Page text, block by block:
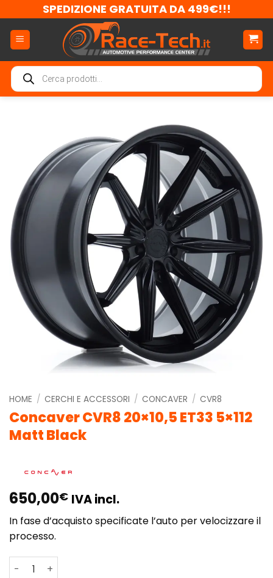
ai
contenuti
SPEDIZIONE GRATUITA DA 499€!!!
Ricerca
prodotti
HOME / CERCHI E ACCESSORI / CONCAVER / CVR8
Concaver CVR8 20×10,5 ET33 5×112
Matt Black
650,00€ IVA incl.
In fase d’acquisto specificate l’auto per velocizzare il
processo.
Concaver CVR8 20x10,5 ET33 5x112 Matt Black quantità